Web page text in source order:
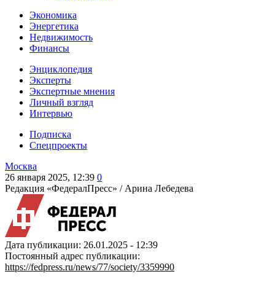
Экономика
Энергетика
Недвижимость
Финансы
Энциклопедия
Эксперты
Экспертные мнения
Личный взгляд
Интервью
Подписка
Спецпроекты
Москва
26 января 2025, 12:39 0
Редакция «ФедералПресс» / Арина Лебедева
Дата публикации: 26.01.2025 - 12:39
Постоянный адрес публикации:
https://fedpress.ru/news/77/society/3359990